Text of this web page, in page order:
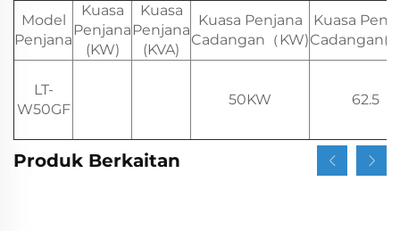
Model
Penjana
Kuasa
Penjana
(KW)
Kuasa
Penjana
(KVA)
Kuasa Penjana
Cadangan（KW)
Kuasa
LT-
W50GF
50KW 62.5
Produk Berkaitan